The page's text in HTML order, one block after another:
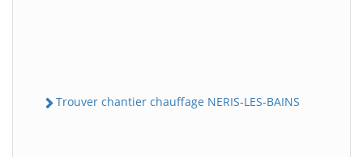
Trouver chantier chauffage NERIS-LES-BAINS